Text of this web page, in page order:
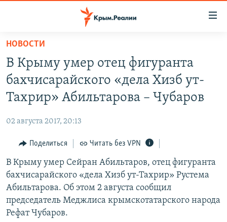
Вернуться
основному
содержанию
Вернутся
главной
навигации
Вернутся
поиску
СПЕЦПРОЕКТЫ
11 ЛЕТ ОККУПАЦИИ КРЫМА. 11 ИСТОРИЙ СОПРОТИВЛЕНИЯ
ВОДА
ЕЩЕ
ИНТЕРАКТИВ
ИНФОГРАФИКА
ТЕЛЕПРОЕКТ КРЫМ.РЕАЛИИ
СОВЕТЫ ПРАВОЗАЩИТНИКОВ
ПРОПАВШИЕ БЕЗ ВЕСТИ
РАДІО СВОБОДА
КАК ОБОЙТИ БЛОКИРОВКУ
Українською
Qırımtatar
НОВОСТИ
В Крыму умер отец фигуранта
бахчисарайского «дела Хизб ут-
Тахрир» Абильтарова – Чубаров
02 августа 2017, 20:13
Поделиться Читать без VPN
В Крыму умер Сейран Абильтаров, отец фигуранта
бахчисарайского «дела Хизб ут-Тахрир» Рустема
Абильтарова. Об этом 2 августа сообщил
председатель Меджлиса крымскотатарского народа
Рефат Чубаров.